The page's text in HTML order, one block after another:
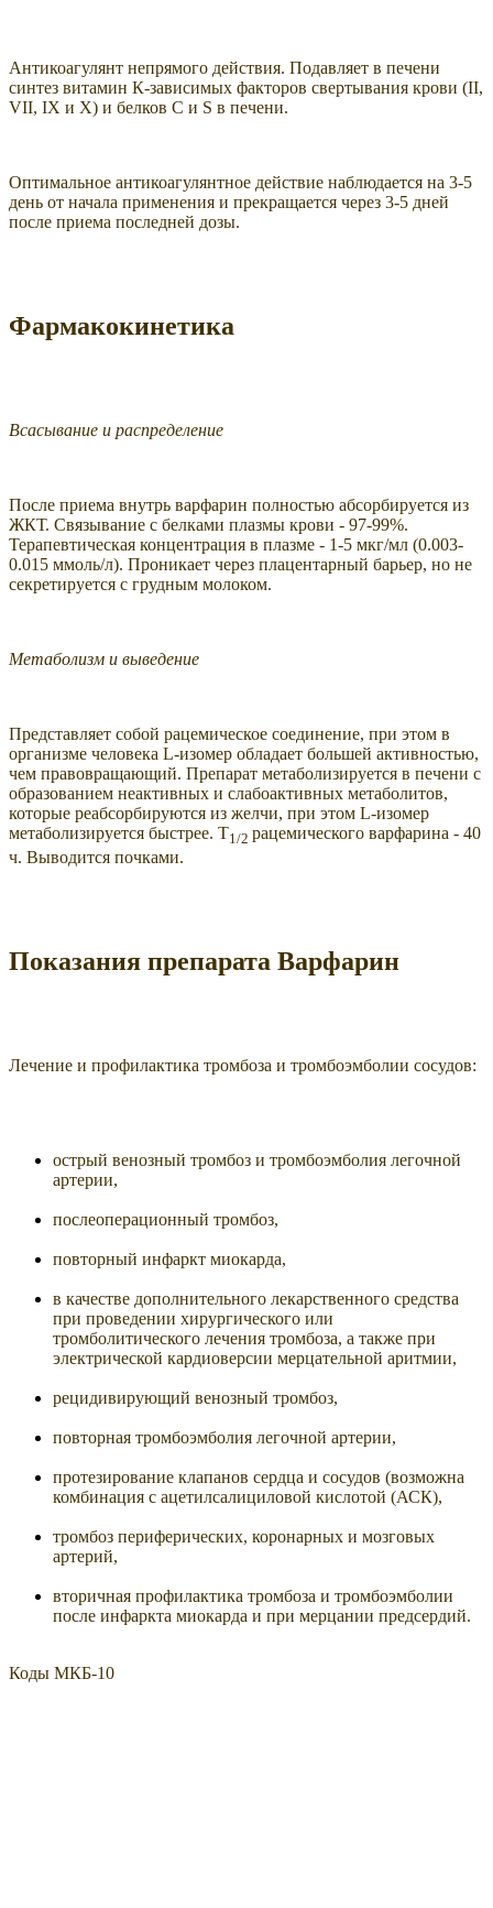
Антикоагулянт непрямого действия. Подавляет в печени
синтез витамин К-зависимых факторов свертывания крови (II,
VII, IX и X) и белков С и S в печени.
Оптимальное антикоагулянтное действие наблюдается на 3-5
день от начала применения и прекращается через 3-5 дней
после приема последней дозы.
Фармакокинетика
Всасывание и распределение
После приема внутрь варфарин полностью абсорбируется из
ЖКТ. Связывание с белками плазмы крови - 97-99%.
Терапевтическая концентрация в плазме - 1-5 мкг/мл (0.003-
0.015 ммоль/л). Проникает через плацентарный барьер, но не
секретируется с грудным молоком.
Метаболизм и выведение
Представляет собой рацемическое соединение, при этом в
организме человека L-изомер обладает большей активностью,
чем правовращающий. Препарат метаболизируется в печени с
образованием неактивных и слабоактивных метаболитов,
которые реабсорбируются из желчи, при этом L-изомер
метаболизируется быстрее. T1/2 рацемического варфарина - 40
ч. Выводится почками.
Показания препарата Варфарин
Лечение и профилактика тромбоза и тромбоэмболии сосудов:
острый венозный тромбоз и тромбоэмболия легочной
артерии,
послеоперационный тромбоз,
повторный инфаркт миокарда,
в качестве дополнительного лекарственного средства
при проведении хирургического или
тромболитического лечения тромбоза, а также при
электрической кардиоверсии мерцательной аритмии,
рецидивирующий венозный тромбоз,
повторная тромбоэмболия легочной артерии,
протезирование клапанов сердца и сосудов (возможна
комбинация с ацетилсалициловой кислотой (АСК),
тромбоз периферических, коронарных и мозговых
артерий,
вторичная профилактика тромбоза и тромбоэмболии
после инфаркта миокарда и при мерцании предсердий.
Коды МКБ-10